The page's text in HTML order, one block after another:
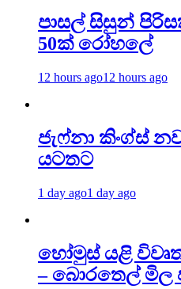
පාසල් සිසුන්
50ක් රෝහලේ
12 hours ago12 hours ago
ජැෆ්නා කිංග්ස්
යටතට
1 day ago1 day ago
හෝමුස් යළි
– බොරතෙල් මිල